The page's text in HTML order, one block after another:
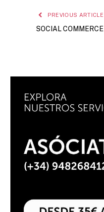
PREVIOUS ARTICLE
SOCIAL COMMERCE